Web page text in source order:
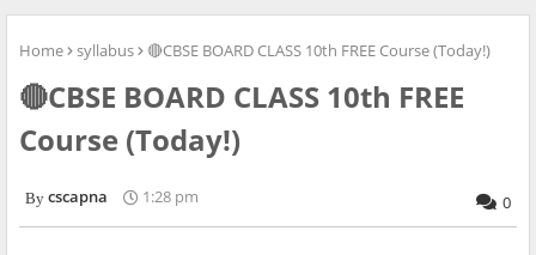
Home syllabus 🔴CBSE BOARD CLASS 10th FREE Course (Today!)
🔴CBSE BOARD CLASS 10th FREE
Course (Today!)
cscapna 1:28 pm 0